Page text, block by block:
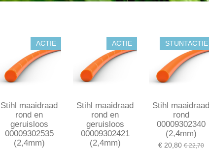
ACTIE
Stihl maaidraad
rond en
geruisloos
00009302535
(2,4mm)
ACTIE
Stihl maaidraad
rond en
geruisloos
00009302421
(2,4mm)
STUNTACTIE
Stihl maaidraad
rond
00009302340
(2,4mm)
€ 20,80 € 22,70